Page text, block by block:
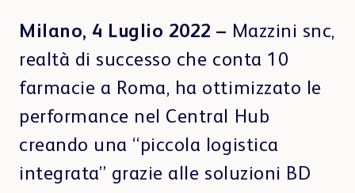
BD Rowa™ Vmotion
BD Rowa™ Pickup
Centro di Distribuzione Centro di Blisteraggio
Ospedale Medici
Micro Fulfillment Center
Click & Collect e prescrizioni elettroniche
BD Rowa
Contatti
Milano, 4 Luglio 2022 – Mazzini snc,
realtà di successo che conta 10
farmacie a Roma, ha ottimizzato le
performance nel Central Hub
creando una “piccola logistica
integrata” grazie alle soluzioni BD